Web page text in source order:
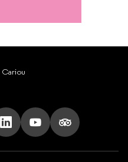
Tik Tok
nous sur X
Suivez nous sur LinkedIn
Suivez nous sur
Suivez nous